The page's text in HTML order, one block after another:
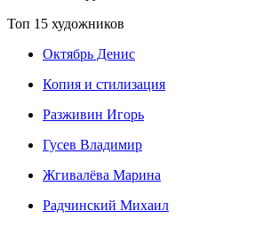
Топ 15 художников
Октябрь Денис
Копия и стилизация
Разживин Игорь
Гусев Владимир
Жгивалёва Марина
Радчинский Михаил